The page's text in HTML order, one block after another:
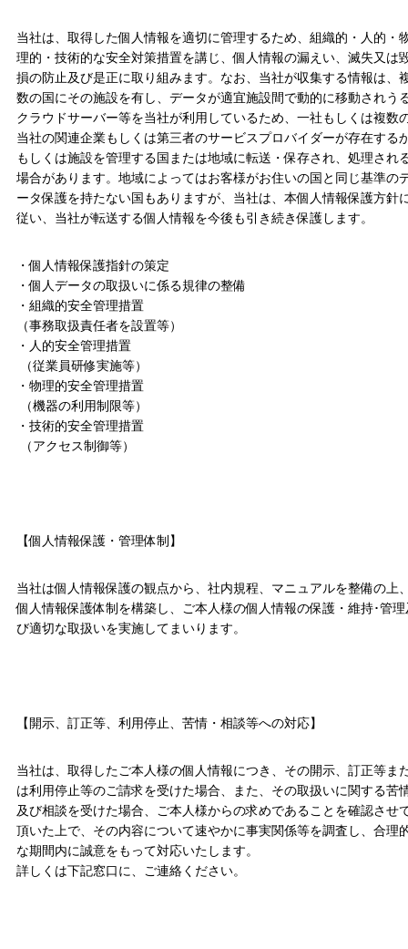
当社は、取得した個人情報を適切に管理するため、組織的・人的・
理的・技術的な安全対策措置を講じ、個人情報の漏えい、滅失又は
損の防止及び是正に取り組みます。なお、当社が収集する情報は、
数の国にその施設を有し、データが適宜施設間で動的に移動されう
クラウドサーバー等を当社が利用しているため、一社もしくは複数
当社の関連企業もしくは第三者のサービスプロバイダーが存在する
もしくは施設を管理する国または地域に転送・保存され、処理され
場合があります。地域によってはお客様がお住いの国と同じ基準の
ータ保護を持たない国もありますが、当社は、本個人情報保護方針
従い、当社が転送する個人情報を今後も引き続き保護します。
・個人情報保護指針の策定
・個人データの取扱いに係る規律の整備
・組織的安全管理措置
（事務取扱責任者を設置等）
・人的安全管理措置
（従業員研修実施等）
・物理的安全管理措置
（機器の利用制限等）
・技術的安全管理措置
（アクセス制御等）
【個人情報保護・管理体制】
当社は個人情報保護の観点から、社内規程、マニュアルを整備の上
個人情報保護体制を構築し、ご本人様の個人情報の保護・維持･管理
び適切な取扱いを実施してまいります。
【開示、訂正等、利用停止、苦情・相談等への対応】
当社は、取得したご本人様の個人情報につき、その開示、訂正等ま
は利用停止等のご請求を受けた場合、また、その取扱いに関する苦
及び相談を受けた場合、ご本人様からの求めであることを確認させ
頂いた上で、その内容について速やかに事実関係等を調査し、合理
な期間内に誠意をもって対応いたします。
詳しくは下記窓口に、ご連絡ください。